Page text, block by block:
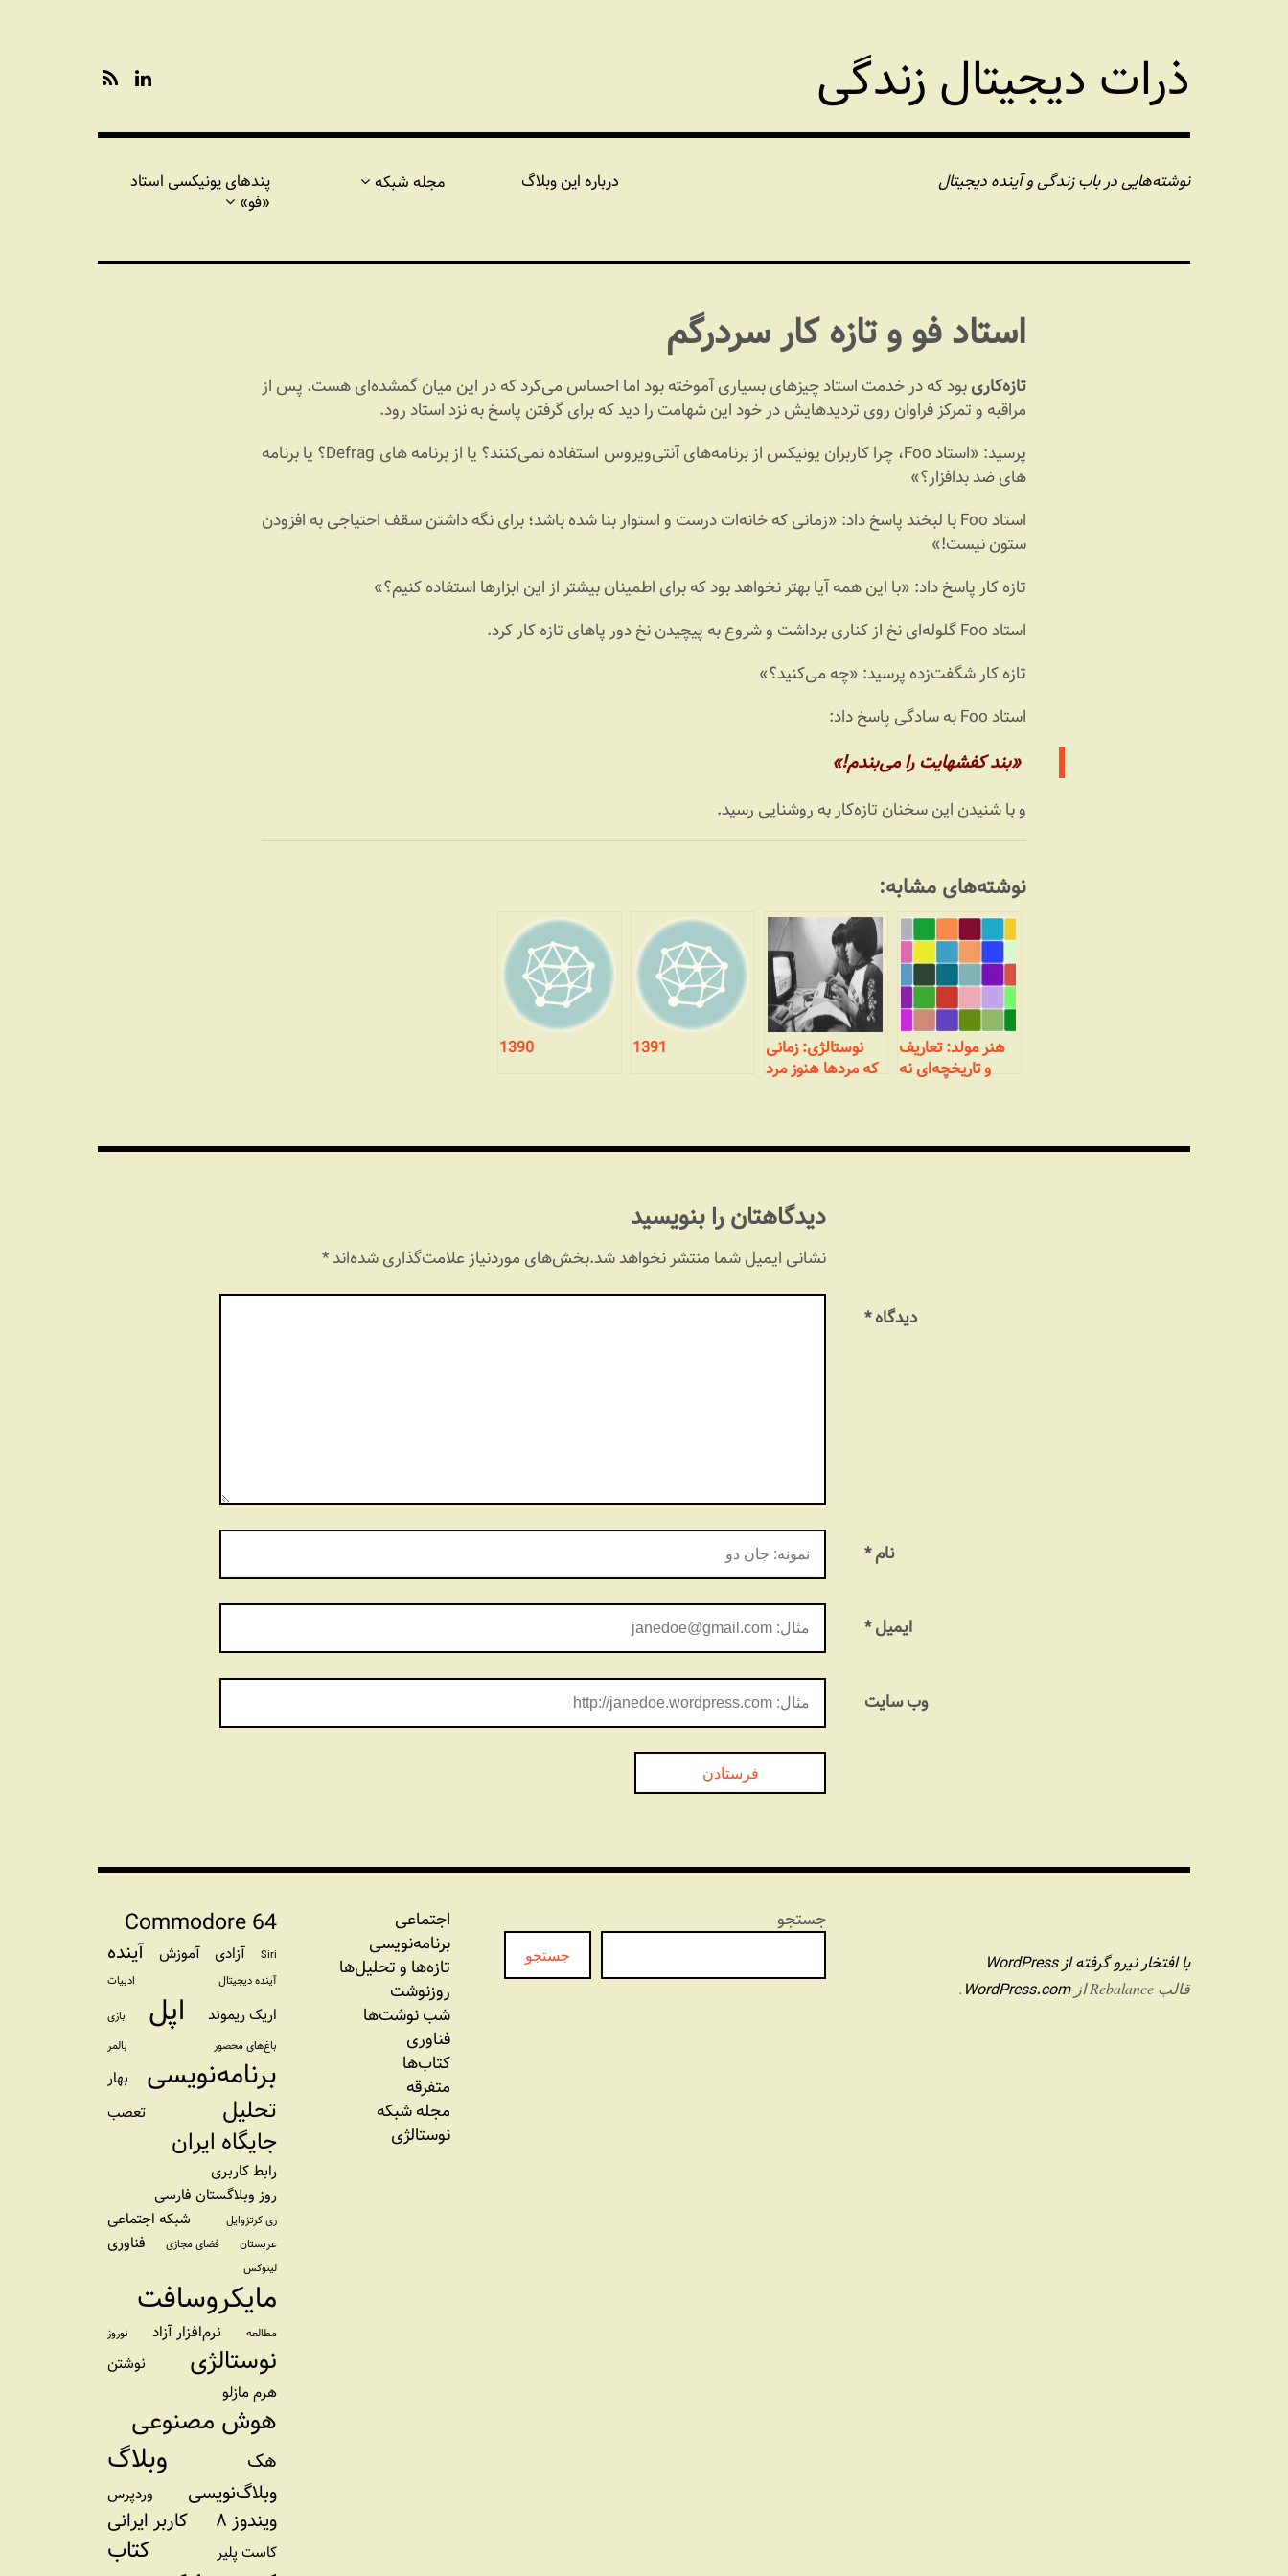
ذرات دیجیتال زندگی
k
d
I نوشته‌هایی در باب زندگی و آینده دیجیتال درباره این وبلاگ مجله شبکه
پندهای یونیکسی استاد
«فو»
استاد فو و تازه کار سردرگم
تازه‌کاریبود که در خدمت استاد چیزهای بسیاری آموخته بود اما احساس می‌کرد که در این میان گمشده‌ای هست. پس از
مراقبه و تمرکز فراوان روی تردیدهایش در خود این شهامت را دید که برای گرفتن پاسخ به نزد استاد رود.
پرسید: «استاد Foo، چرا کاربران یونیکس از برنامه‌های آنتی‌ویروس استفاده نمی‌کنند؟ یا از برنامه های Defrag؟ یا برنامه
های ضد بدافزار؟»
استاد Foo با لبخند پاسخ داد: «زمانی که خانه‌ات درست و استوار بنا شده باشد؛ برای نگه داشتن سقف احتیاجی به افزودن
ستون نیست!»
تازه کار پاسخ داد: «با این همه آیا بهتر نخواهد بود که برای اطمینان بیشتر از این ابزارها استفاده کنیم؟»
استاد Foo گلوله‌‌ای نخ از کناری برداشت و شروع به پیچیدن نخ دور پاهای تازه کار کرد.
تازه کار شگفت‌زده پرسید: «چه می‌‌کنید؟»
استاد Foo به سادگی پاسخ داد:
«بند کفشهایت را می‌بندم!»
و با شنیدن این سخنان تازه‌کار به روشنایی رسید.
نوشته‌های مشابه:
هنر مولد: تعاریف
و تاریخچه‌ای نه
نوستالژی: زمانی
که مردها هنوز مرد
1391
1390
دیدگاهتان را بنویسید
نشانی ایمیل شما منتشر نخواهد شد.بخش‌های موردنیاز علامت‌گذاری شده‌اند*
دیدگاه*
نام*
ایمیل*
وب‌ سایت
جستجو
جستجو
اجتماعی
برنامه‏‌نویسی
تازه‌‌ها و تحلیل‌ها
روزنوشت
شب نوشت‌ها
فناوری
کتاب‌ها
متفرقه
مجله شبکه
نوستالژی
Commodore 64
Siri آزادی آموزش آینده
آینده دیجیتال ادبیات
اریک ریموند اپل
بازی
باغ‌های محصور
بالمر
برنامه‌نویسی بهار
تحلیل تعصب
جایگاه ایران
رابط کاربری
روز وبلاگستان فارسی
ری کرتزوایل شبکه اجتماعی
عربستان فضای مجازی فناوری
لینوکس
مایکروسافت
مطالعه نرم‌افزار آزاد نوروز
نوستالژی
نوشتن
هرم مازلو
هوش مصنوعی
هک وبلاگ
وبلاگ‌نویسی وردپرس
ویندوز ۸ کاربر ایرانی
کاست پلیر کتاب
با افتخار نیرو گرفته از WordPress
قالب Rebalance از WordPress.com
.